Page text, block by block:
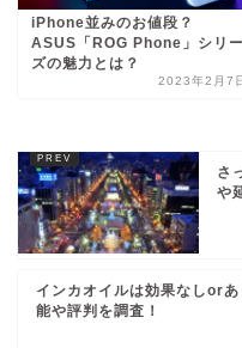
iPhone並みのお値段？
ASUS「ROG Phone」シリー
ズの魅力とは？
2023年2月7
さ
や
インカオイルは効果なしor
能や評判を調査！